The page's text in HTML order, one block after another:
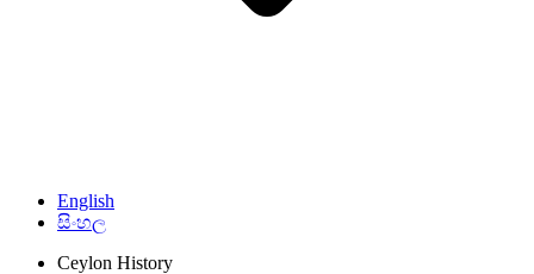
English
සිංහල
Ceylon History